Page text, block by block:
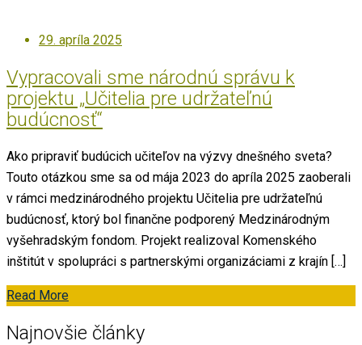
29. apríla 2025
Vypracovali sme národnú správu k
projektu „Učitelia pre udržateľnú
budúcnosť“
Ako pripraviť budúcich učiteľov na výzvy dnešného sveta?
Touto otázkou sme sa od mája 2023 do apríla 2025 zaoberali
v rámci medzinárodného projektu Učitelia pre udržateľnú
budúcnosť, ktorý bol finančne podporený Medzinárodným
vyšehradským fondom. Projekt realizoval Komenského
inštitút v spolupráci s partnerskými organizáciami z krajín […]
Read More
Najnovšie články